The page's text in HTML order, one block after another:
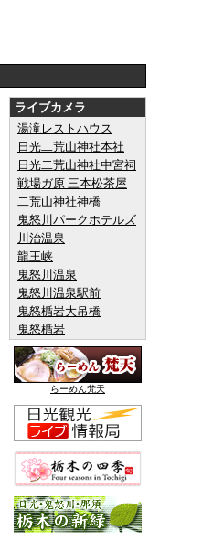
ライブカメラ
湯滝レストハウス
日光二荒山神社本社
日光二荒山神社中宮祠
戦場ガ原 三本松茶屋
二荒山神社神橋
鬼怒川パークホテルズ
川治温泉
龍王峡
鬼怒川温泉
鬼怒川温泉駅前
鬼怒楯岩大吊橋
鬼怒楯岩
らーめん梵天